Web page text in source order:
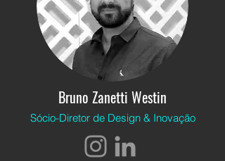
Bruno Zanetti Westin
Sócio-Diretor de Design & Inovação